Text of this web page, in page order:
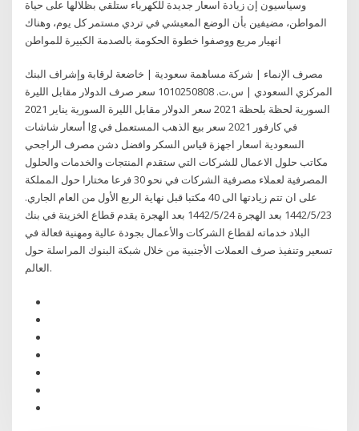
وسياسيون إن زيادة اسعار جديدة للكهرباء ستلقي بظلالها على حياة
المواطن، مضيفين بأن الوضع المعيشي في تردي مستمر كل يوم، وهناك
انهيار مريع ووصفوا خطوة الحكومة بالصدمة الكبيرة للمواطن
مصرف الإنماء | شركة مساهمة سعودية | خاضعة لرقابة وإشراف البنك
المركزي السعودي | س.ت. 1010250808 سعر صرف الدولار مقابل الليرة
السورية لحظة بلحظة 2021 سعر الدولار مقابل الليرة السورية يناير 2021
أسعار شاشات lg في كارفور 2021 سعر بيع الذهب المستعمل في
السعودية اسعار اجهزة قياس السكر وافضل دشن مصرف الراجحي
مكاتب حلول الاعمال للشركات التي ستقدم المنتجات والخدمات والحلول
المصرفية لعملاء مصرفية الشركات في نحو 30 فرعا مختارا حول المملكة
على ان تتم زيادتها الى 40 مكتبا قبل نهاية الربع الأول من العام الجاري.
23‏‏/5‏‏/1442 بعد الهجرة 24‏‏/5‏‏/1442 بعد الهجرة يقدم قطاع الخزينة في بنك
البلاد خدماته لقطاع الشركات والأعمال بجودة عالية ومهنية فعالة في
تسعير وتنفيذ صرف العملات الأجنبية من خلال شبكة البنوك المراسلة حول
العالم.